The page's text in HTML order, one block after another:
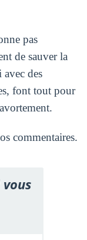
pas
de sauver la
avec des
font tout pour
commentaires.